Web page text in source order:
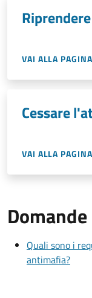
VAI ALLA PAGINA
Cessare
VAI ALLA PAGINA
Quali sono i
antimafia?